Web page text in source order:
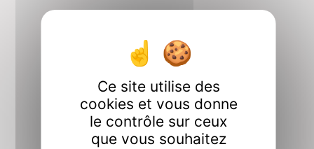
Interfaces
Ce site utilise des
cookies et vous donne
le contrôle sur ceux
que vous souhaitez